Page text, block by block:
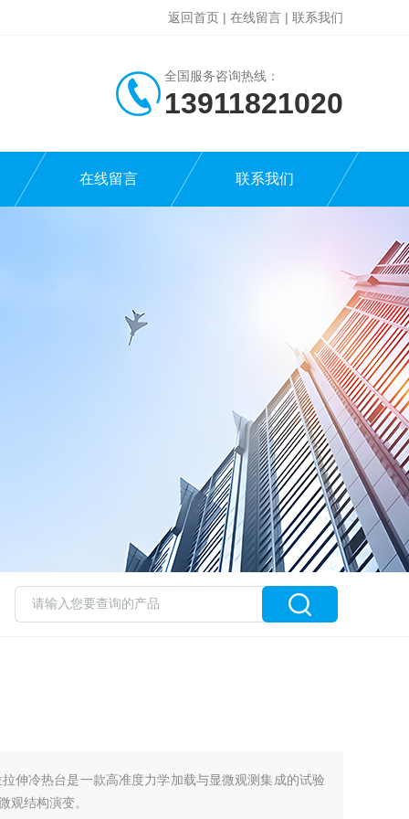
返回首页 | 在线留言 | 联系我们
全国服务咨询热线：
13911821020
在线留言 联系我们
伸冷热台是一款高准度力学加载与显微观测集成的试验
观结构演变。